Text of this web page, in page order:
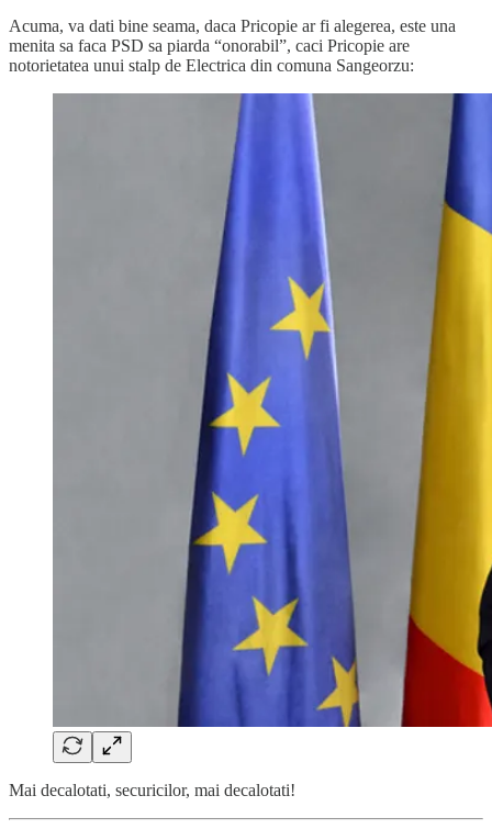
Acuma, va dati bine seama, daca Pricopie ar fi alegerea, este una
menita sa faca PSD sa piarda “onorabil”, caci Pricopie are
notorietatea unui stalp de Electrica din comuna Sangeorzu:
Mai decalotati, securicilor, mai decalotati!